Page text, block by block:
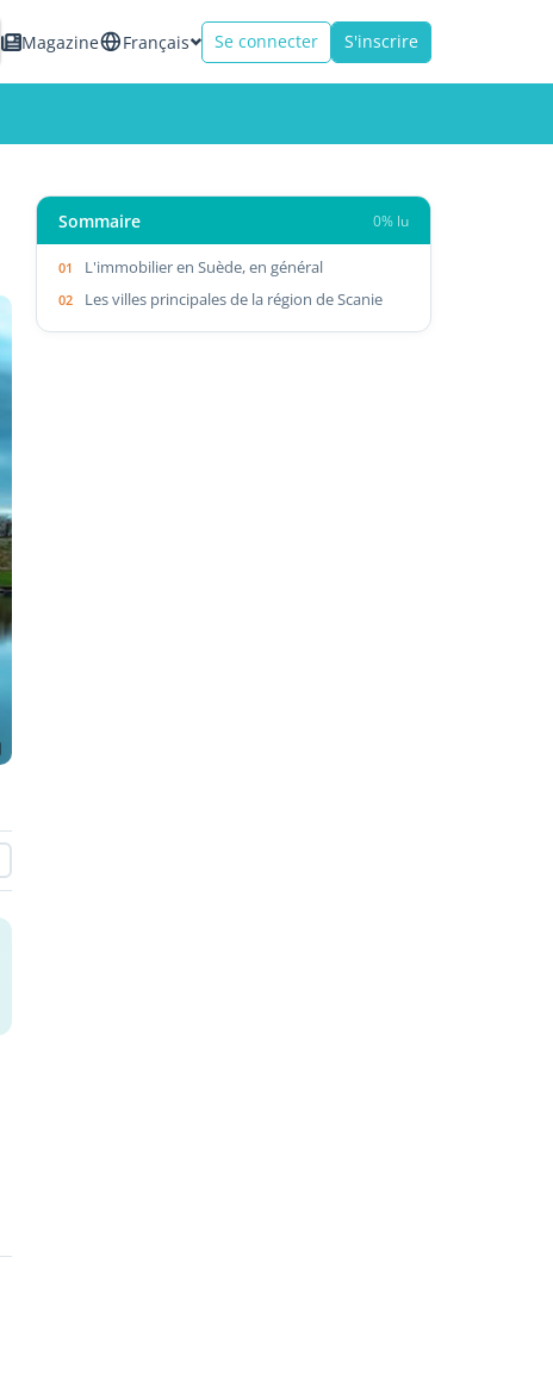
Magazine Français Se connecter S'inscrire
Sommaire 0% lu
L'immobilier en Suède, en général
Les villes principales de la région de Scanie